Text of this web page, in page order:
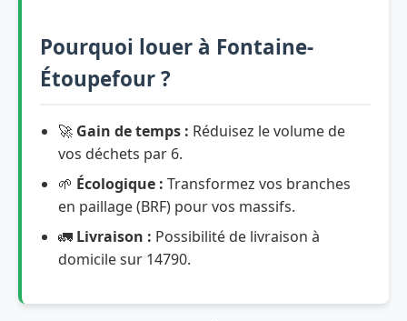
Pourquoi louer à Fontaine-
Étoupefour ?
🚀 Gain de temps : Réduisez le volume de
vos déchets par 6.
🌱 Écologique : Transformez vos branches
en paillage (BRF) pour vos massifs.
🚛 Livraison : Possibilité de livraison à
domicile sur 14790.